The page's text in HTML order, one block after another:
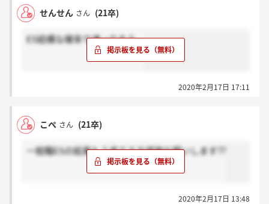
せんせん さん (21卒)
ES結構な確率で通ってそう。
2020年2月17日 17:11
こぺ さん (21卒)
一般職ESの結果もう来てる方感謝お願いします??
2020年2月17日 13:48